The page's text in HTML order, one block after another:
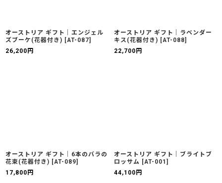
オーストリア ギフト｜エンジェル
ズブーケ(花器付き) [AT-087]
26,200 円
オーストリア ギフト｜ラベンダー
キス(花器付き) [AT-088]
22,700 円
オーストリア ギフト｜6本のバラの
花束(花器付き) [AT-089]
17,800 円
オーストリア ギフト｜ブライトブ
ロッサム [AT-001 ]
44,100 円